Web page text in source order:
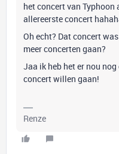
het concert van
allereerste concert
Oh echt? Dat concert
meer concerten gaan?
Jaa ik heb het er nou
concert willen gaan!
Renze